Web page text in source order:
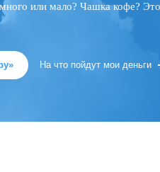
или мало? Чашка кофе?
На что пойдут мои деньги